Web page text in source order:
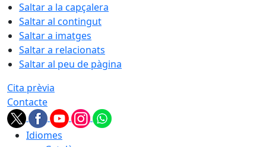
Saltar a la capçalera
Saltar al contingut
Saltar a imatges
Saltar a relacionats
Saltar al peu de pàgina
Cita prèvia
Contacte
Idiomes